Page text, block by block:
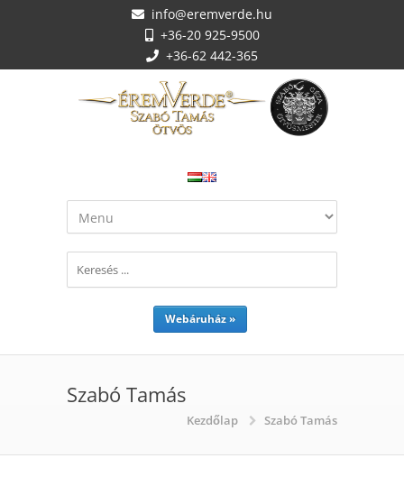
info@eremverde.hu
+36-20 925-9500
+36-62 442-365
Webáruház »
Szabó Tamás
Kezdőlap Szabó Tamás